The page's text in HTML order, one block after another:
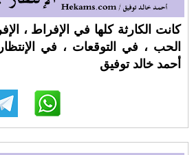
كانت الكارثة كلها في الإفراط ،
الحب ، في التوقعات ، في
أحمد خالد توفيق